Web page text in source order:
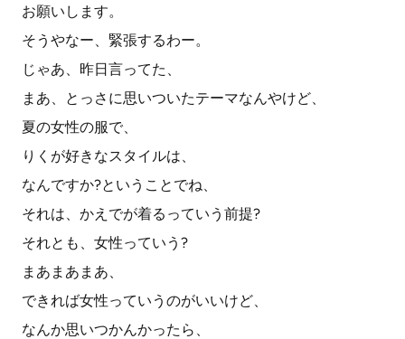
お願いします。
そうやなー、緊張するわー。
じゃあ、昨日言ってた、
まあ、とっさに思いついたテーマなんやけど、
夏の女性の服で、
りくが好きなスタイルは、
なんですか?ということでね、
それは、かえでが着るっていう前提?
それとも、女性っていう?
まあまあまあ、
できれば女性っていうのがいいけど、
なんか思いつかんかったら、